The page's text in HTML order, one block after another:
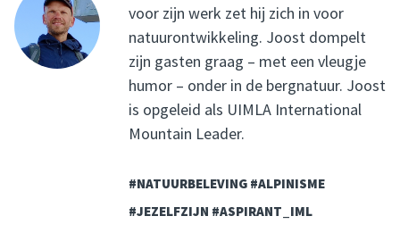
voor zijn werk zet hij zich in voor
natuurontwikkeling. Joost dompelt
zijn gasten graag – met een vleugje
humor – onder in de bergnatuur. Joost
is opgeleid als UIMLA International
Mountain Leader.
#NATUURBELEVING #ALPINISME
#JEZELFZIJN #ASPIRANT_IML